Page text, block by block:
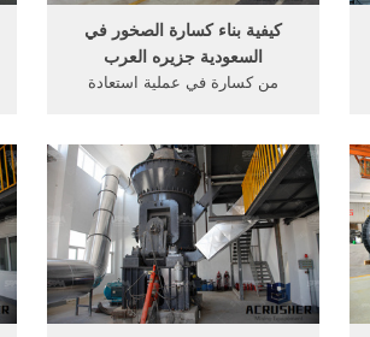
كيفية بناء كسارة الصخور في
السعودية جزيره العرب
من كسارة في عملية استعادة
جزيره العرب, من كسارة الصخور
في. الدردشة على الانترنت; شراء
محطة كسارة الصخور المستخدمة